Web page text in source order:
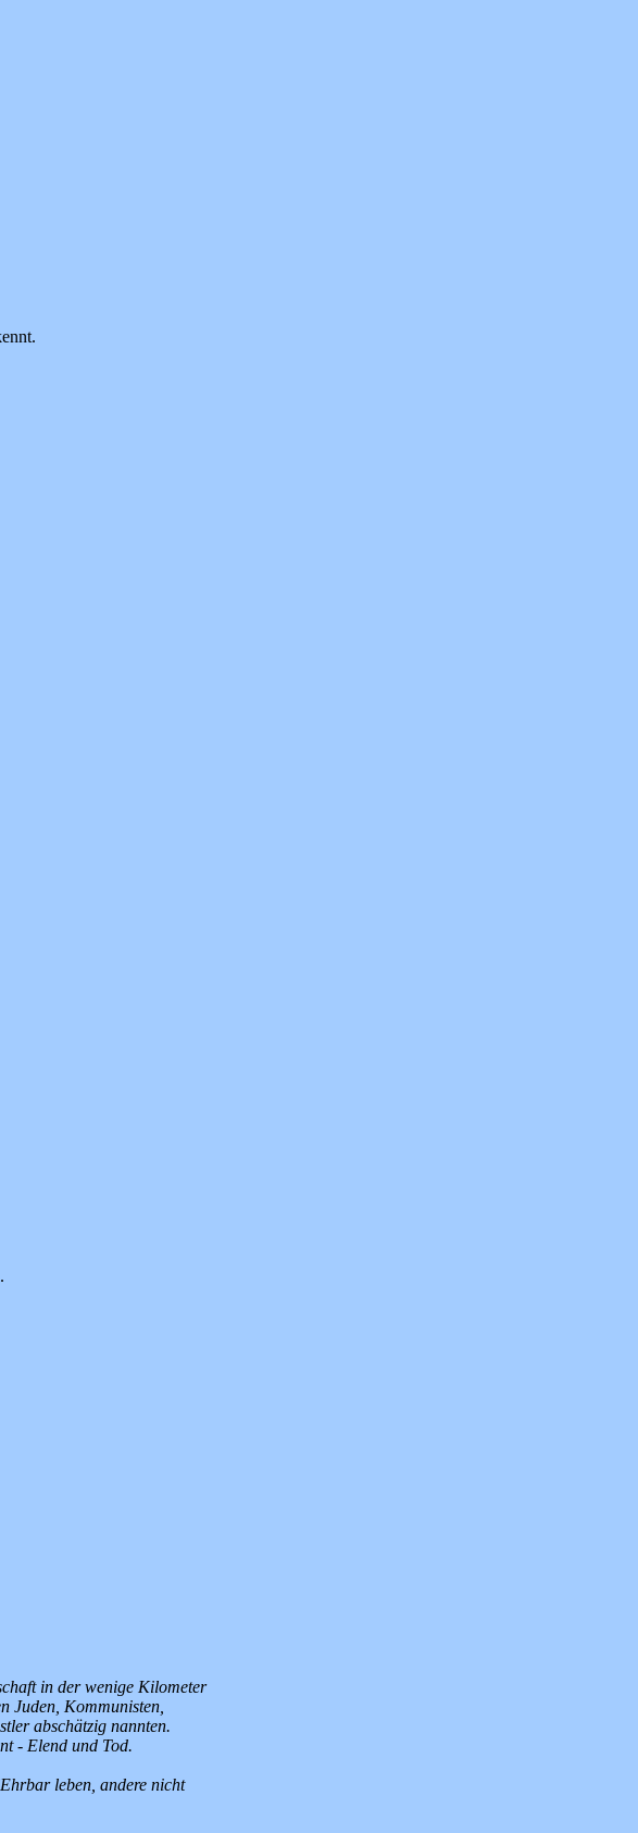
in der wenige Kilometer
Juden, Kommunisten,
abschätzig nannten.
- Elend und Tod.
leben, andere nicht